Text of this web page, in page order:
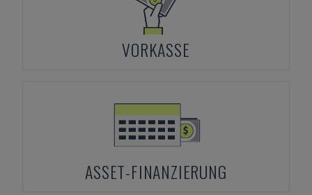
VORKASSE
ASSET-FINANZIERUNG